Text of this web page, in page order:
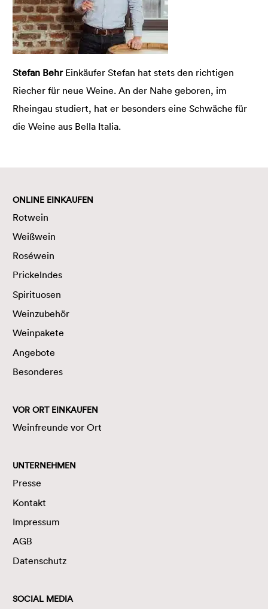
Stefan Behr Einkäufer Stefan hat stets den richtigen
Riecher für neue Weine. An der Nahe geboren, im
Rheingau studiert, hat er besonders eine Schwäche für
die Weine aus Bella Italia.
ONLINE EINKAUFEN
Rotwein
Weißwein
Roséwein
Prickelndes
Spirituosen
Weinzubehör
Weinpakete
Angebote
Besonderes
VOR ORT EINKAUFEN
Weinfreunde vor Ort
UNTERNEHMEN
Presse
Kontakt
Impressum
AGB
Datenschutz
SOCIAL MEDIA